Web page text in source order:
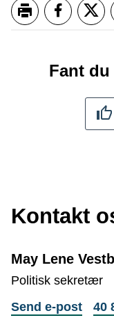
Del på
Fant
Kontakt
May Lene
Politisk sekretær
Send e-posttil
May
40